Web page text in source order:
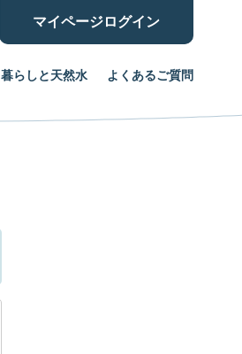
暮らしと天然水 よくあるご質問
マイページログイン